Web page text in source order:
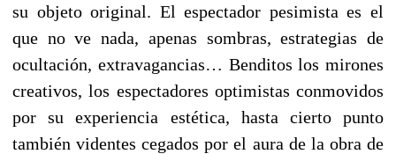
su objeto original. El espectador pesimista es el
que no ve nada, apenas sombras, estrategias de
ocultación, extravagancias… Benditos los mirones
creativos, los espectadores optimistas conmovidos
por su experiencia estética, hasta cierto punto
también videntes cegados por el aura de la obra de